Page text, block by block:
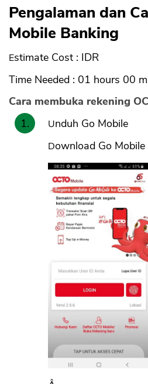
Pengalaman dan
Mobile Banking
Estimate Cost : IDR
Time Needed : 01 hours 00
Cara membuka rekening
Unduh Go Mobile
Download Go